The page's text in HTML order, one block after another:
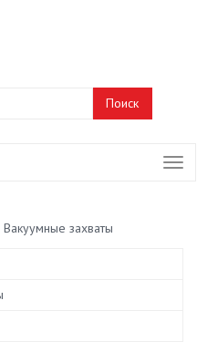
Вакуумные захваты